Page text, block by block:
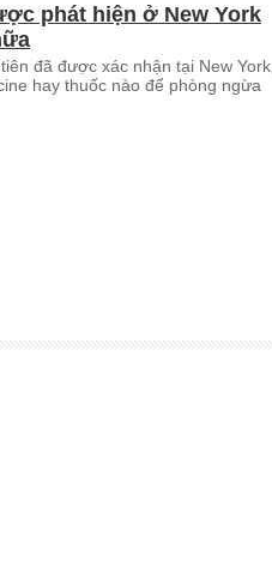
phát hiện ở New York
đã được xác nhận tại New York,
hay thuốc nào để phòng ngừa